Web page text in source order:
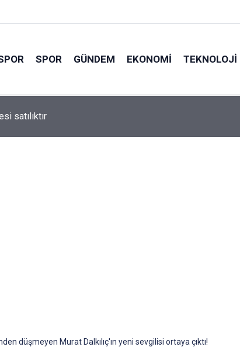
SPOR GÜNDEM EKONOMI TEKNOLOJI
Zamlı maaşlar hesaplarda
düşmeyen Murat Dalkılıç'ın yeni sevgilisi ortaya çıktı!